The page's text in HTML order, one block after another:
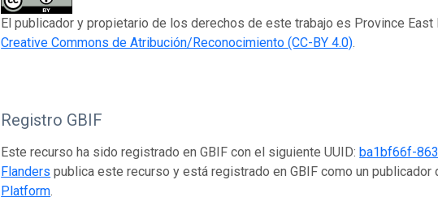
El publicador y propietario de los derechos de este trabajo es Province East
Creative Commons de Atribución/Reconocimiento (CC-BY 4.0).
Registro GBIF
Este recurso ha sido registrado en GBIF con el siguiente UUID: ba1bf66f-
Flanders publica este recurso y está registrado en GBIF como un publicador
Platform.